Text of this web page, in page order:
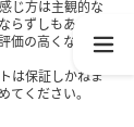
じ方は主観的な
ずしもあなた
価の高くない企
は保証しかねま
ください。